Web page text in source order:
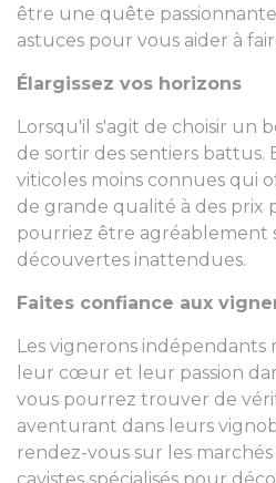
être une quête
astuces pour vous aider à
Élargissez vos horizons
Lorsqu'il s'agit de choisir un
de sortir des sentiers battus.
viticoles moins connues qui
de grande qualité à des prix
pourriez être agréablement
découvertes inattendues.
Faites confiance aux
Les vignerons
leur cœur et leur passion
vous pourrez trouver de
aventurant dans leurs
rendez-vous sur les